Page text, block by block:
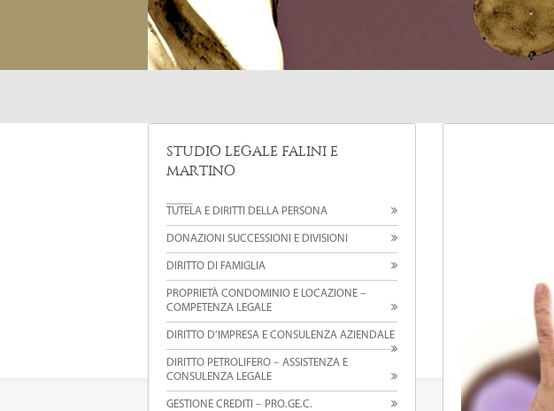
STUDIO LEGALE FALINI E
MARTINO
TUTELA E DIRITTI DELLA PERSONA
DONAZIONI SUCCESSIONI E DIVISIONI
DIRITTO DI FAMIGLIA
PROPRIETÀ CONDOMINIO E LOCAZIONE –
COMPETENZA LEGALE
DIRITTO D’IMPRESA E CONSULENZA AZIENDALE
DIRITTO PETROLIFERO – ASSISTENZA E
CONSULENZA LEGALE
GESTIONE CREDITI – PRO.GE.C.